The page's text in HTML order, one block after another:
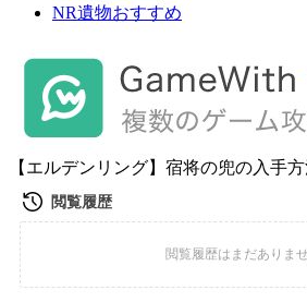
NR遺物おすすめ
【エルデンリング】宿将の兜の入手